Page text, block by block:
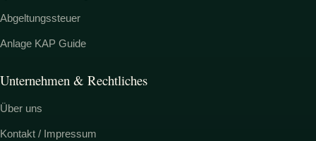
Abgeltungssteuer
Anlage KAP Guide
Unternehmen & Rechtliches
Über uns
Kontakt / Impressum